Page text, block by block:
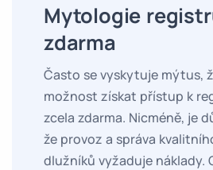
Mytologie
zdarma
Často se vyskytuje mýtus,
možnost získat přístup k
zcela zdarma. Nicméně, je
že provoz a správa
dlužníků vyžaduje náklady.